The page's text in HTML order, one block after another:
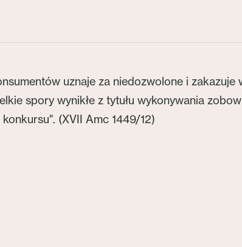
uznaje za niedozwolone i
spory wynikłe z tytułu wykonywania
(XVII Amc 1449/12)